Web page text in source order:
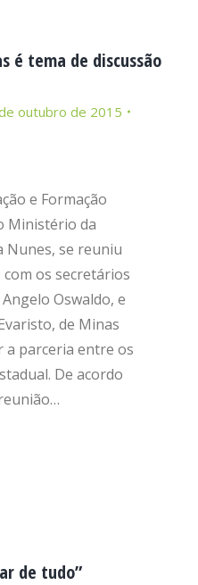
é tema de discussão
outubro de 2015
e Formação
Ministério da
Nunes, se reuniu
os secretários
Oswaldo, e
de Minas
a parceria entre os
De acordo
de tudo”